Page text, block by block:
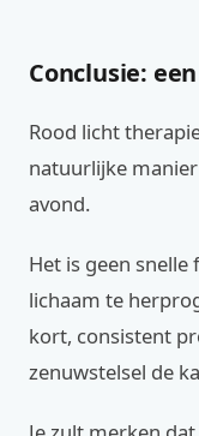
Conclusie:
Rood licht
natuurlijke
avond.
Het is geen
lichaam te
kort, consistent
zenuwstelsel de